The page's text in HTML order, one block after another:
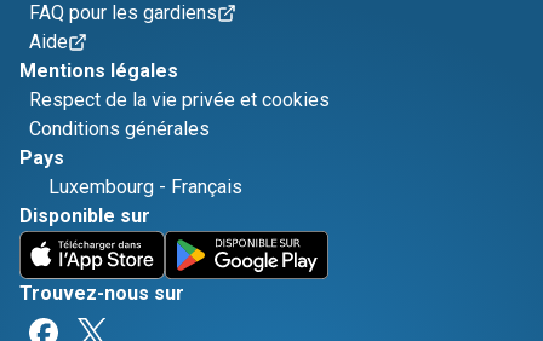
FAQ pour les gardiens
Aide
Mentions légales
Respect de la vie privée et cookies
Conditions générales
Pays
Luxembourg - Français
Disponible sur
Trouvez-nous sur